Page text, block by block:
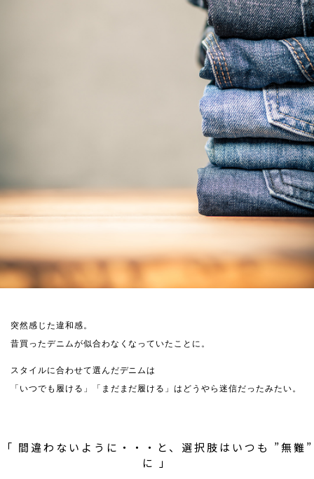
突然感じた違和感。
昔買ったデニムが似合わなくなっていたことに。
スタイルに合わせて選んだデニムは
「いつでも履ける」「まだまだ履ける」はどうやら迷信だったみたい。
「 間違わないように・・・と、選択肢はいつも ”無難”
に 」